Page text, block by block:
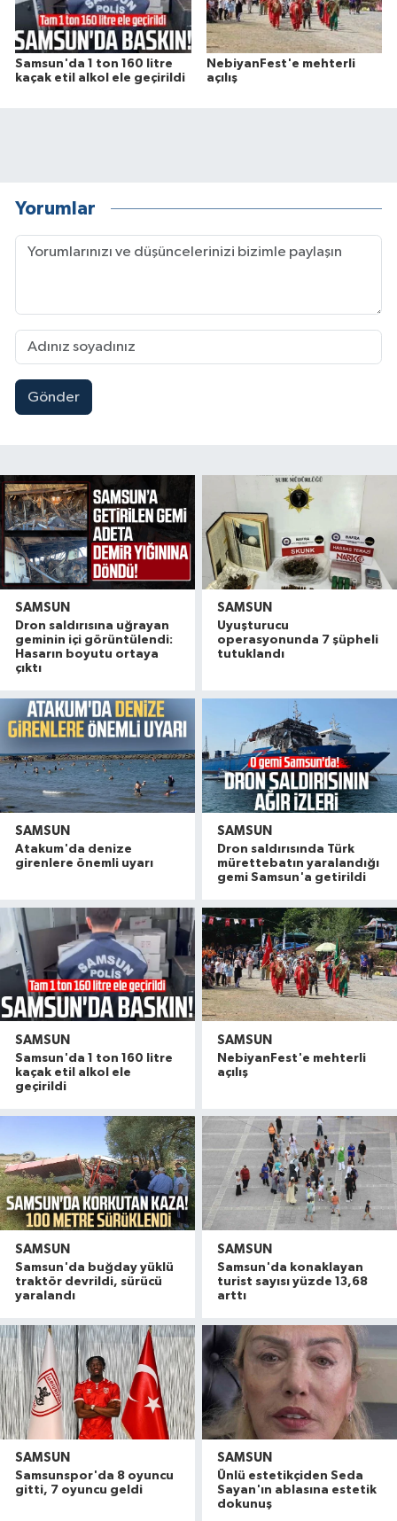
Samsun'da 1 ton 160 litre
kaçak etil alkol ele geçirildi
NebiyanFest'e mehterli
açılış
Yorumlar
Gönder
SAMSUN
Dron saldırısına uğrayan
geminin içi görüntülendi:
Hasarın boyutu ortaya
çıktı
SAMSUN
Uyuşturucu
operasyonunda 7 şüpheli
tutuklandı
SAMSUN
Atakum'da denize
girenlere önemli uyarı
SAMSUN
Dron saldırısında Türk
mürettebatın yaralandığı
gemi Samsun'a getirildi
SAMSUN
Samsun'da 1 ton 160 litre
kaçak etil alkol ele
geçirildi
SAMSUN
NebiyanFest'e mehterli
açılış
SAMSUN
Samsun'da buğday yüklü
traktör devrildi, sürücü
yaralandı
SAMSUN
Samsun'da konaklayan
turist sayısı yüzde 13,68
arttı
SAMSUN
Samsunspor'da 8 oyuncu
gitti, 7 oyuncu geldi
SAMSUN
Ünlü estetikçiden Seda
Sayan'ın ablasına estetik
dokunuş
16:49 |Dron saldırısına uğrayan geminin içi
15:27 |Uyuşturucu operasyonunda 7 şüpheli tutuklandı
Atakum'da denize girenlere önemli uyarı